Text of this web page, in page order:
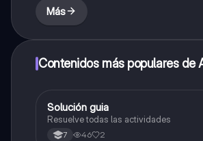
Más
Contenidos más populares de
Artes
Solución guia
Resuelve todas las actividades
7 46 2